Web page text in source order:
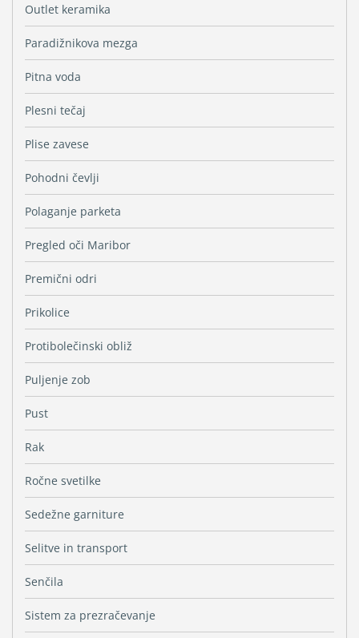
Outlet keramika
Paradižnikova mezga
Pitna voda
Plesni tečaj
Plise zavese
Pohodni čevlji
Polaganje parketa
Pregled oči Maribor
Premični odri
Prikolice
Protibolečinski obliž
Puljenje zob
Pust
Rak
Ročne svetilke
Sedežne garniture
Selitve in transport
Senčila
Sistem za prezračevanje